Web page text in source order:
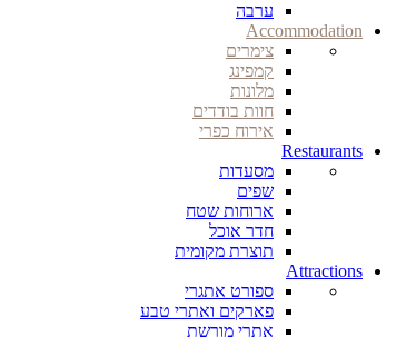
ערבה
Accommodation
צימרים
קמפינג
מלונות
חוות בודדים
אירוח כפרי
Restaurants
מסעדות
שפים
ארוחות שטח
חדר אוכל
תוצרת מקומית
Attractions
ספורט אתגרי
פארקים ואתרי טבע
אתרי מורשת